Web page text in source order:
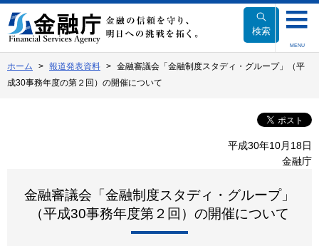
文
へ
動
検索
MENU
ホーム 報道発表資料
金融審議会「金融制度スタディ・グループ」（平
成30事務年度の第２回）の開催について
平成30年10月18日
金融庁
金融審議会「金融制度スタディ・グループ」
（平成30事務年度第２回）の開催について